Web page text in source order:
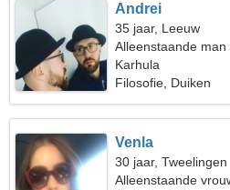
Andrei
35 jaar, Leeuw
Alleenstaande
Karhula
Filosofie, Duiken
Venla
30 jaar, Tweelingen
Alleenstaande